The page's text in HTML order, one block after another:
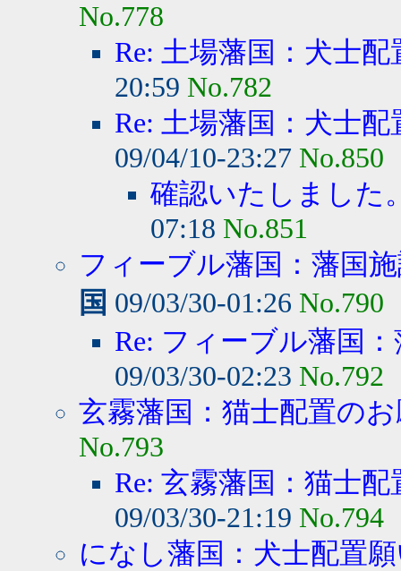
No.778
Re: 土場藩国：犬士配
20:59 No.782
Re: 土場藩国：犬士配
09/04/10-23:27 No.850
確認いたしました
07:18 No.851
フィーブル藩国：藩国
国 09/03/30-01:26 No.790
Re: フィーブル藩国
09/03/30-02:23 No.792
玄霧藩国：猫士配置の
No.793
Re: 玄霧藩国：猫士
09/03/30-21:19 No.794
になし藩国：犬士配置